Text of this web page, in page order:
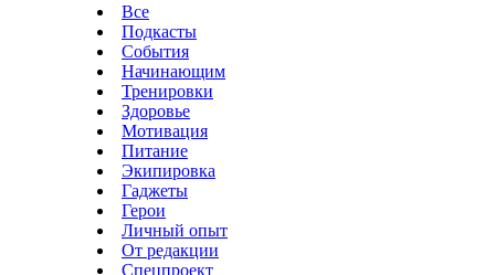
Все
Подкасты
События
Начинающим
Тренировки
Здоровье
Мотивация
Питание
Экипировка
Гаджеты
Герои
Личный опыт
От редакции
Спецпроект